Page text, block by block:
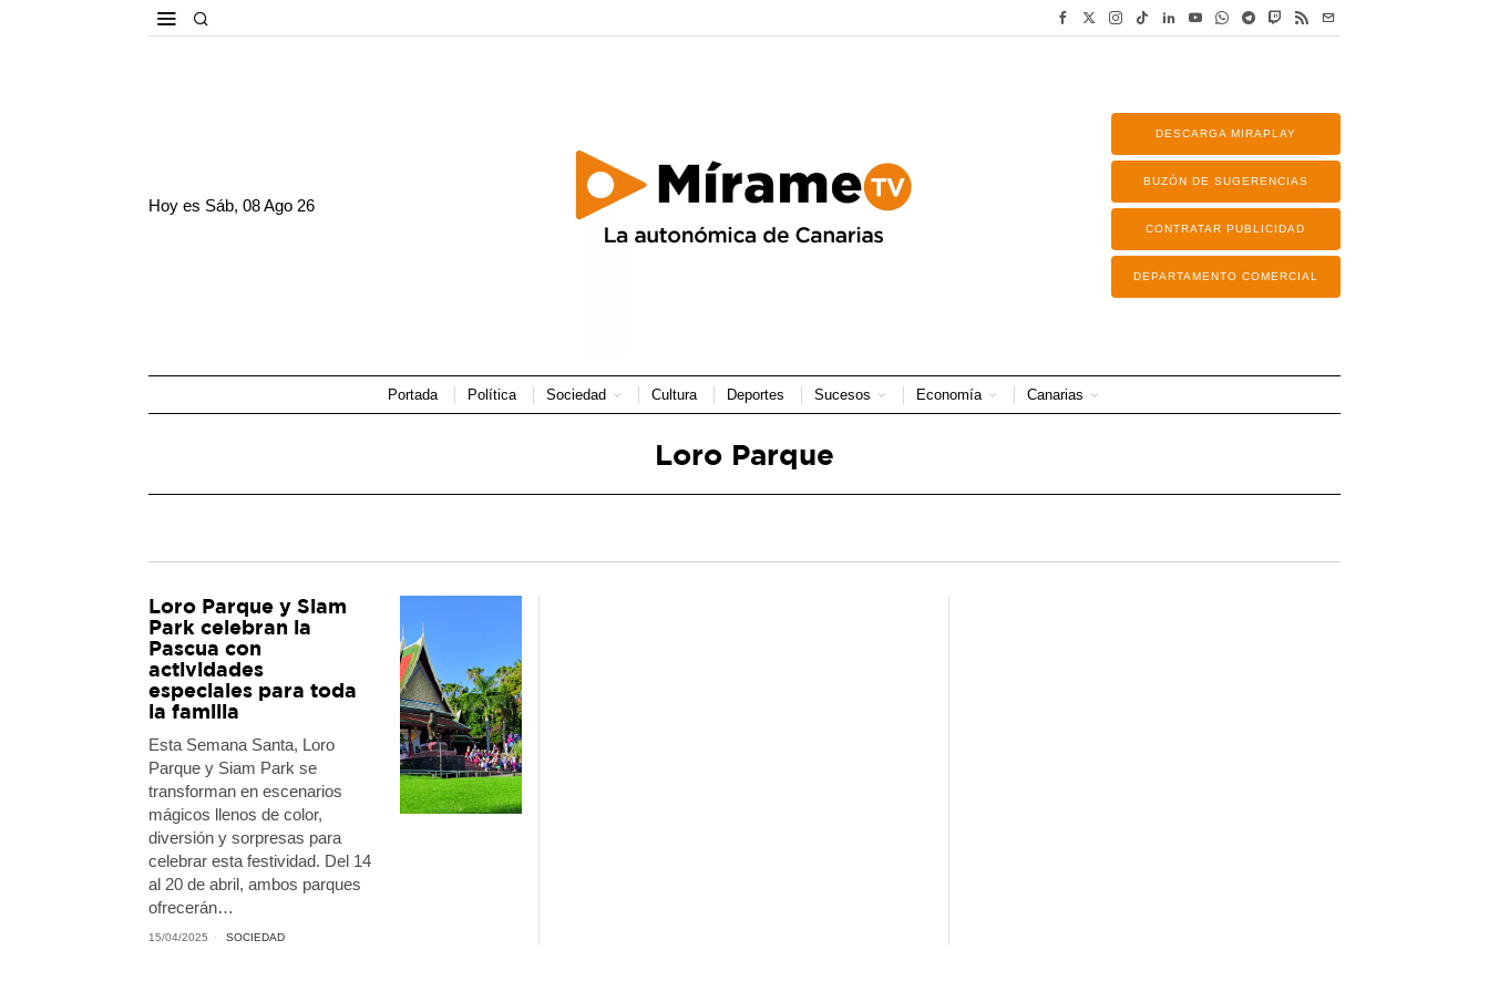
Hoy es Sáb, 08 Ago 26
DESCARGA MIRAPLAY
BUZÓN DE SUGERENCIAS
CONTRATAR PUBLICIDAD
DEPARTAMENTO COMERCIAL
Portada Política Sociedad Cultura Deportes Sucesos Economía Canarias
Loro Parque
Loro Parque y Siam
Park celebran la
Pascua con
actividades
especiales para toda
la familia
Esta Semana Santa, Loro
Parque y Siam Park se
transforman en escenarios
mágicos llenos de color,
diversión y sorpresas para
celebrar esta festividad. Del 14
al 20 de abril, ambos parques
ofrecerán…
15/04/2025 SOCIEDAD